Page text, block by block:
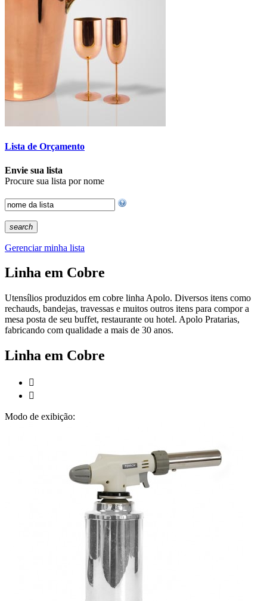
Lista de Orçamento
Envie sua lista
Procure sua lista por nome
search
Gerenciar minha lista
Linha em Cobre
Utensílios produzidos em cobre linha Apolo. Diversos itens como
rechauds, bandejas, travessas e muitos outros itens para compor a
mesa posta de seu buffet, restaurante ou hotel. Apolo Pratarias,
fabricando com qualidade a mais de 30 anos.
Linha em Cobre


Modo de exibição: